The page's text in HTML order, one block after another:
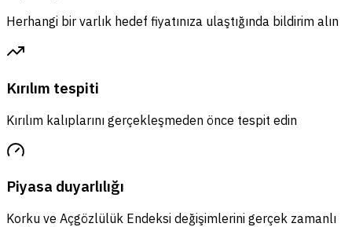
Herhangi bir varlık hedef fiyatınıza ulaştığında bildirim alın
Kırılım tespiti
Kırılım kalıplarını gerçekleşmeden önce tespit edin
Piyasa duyarlılığı
Korku ve Açgözlülük Endeksi değişimlerini gerçek zamanlı